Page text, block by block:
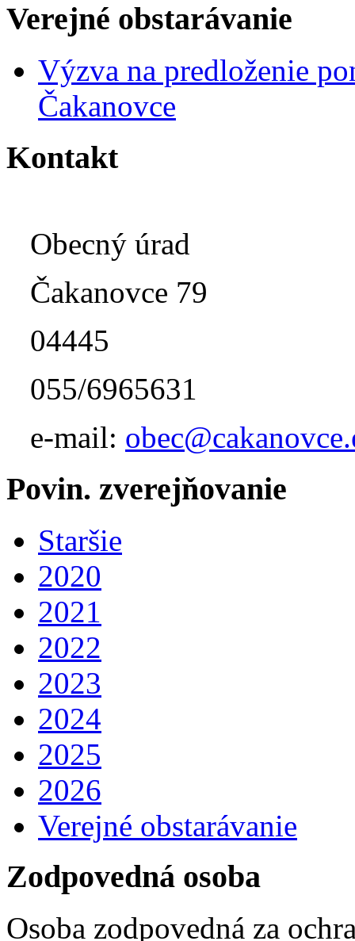
Verejné obstarávanie
Výzva na predloženie
Čakanovce
Kontakt
Obecný úrad
Čakanovce 79
04445
055/6965631
e-mail:
Povin. zverejňovanie
Staršie
2020
2021
2022
2023
2024
2025
2026
Verejné obstarávanie
Zodpovedná osoba
Osoba zodpovedná za